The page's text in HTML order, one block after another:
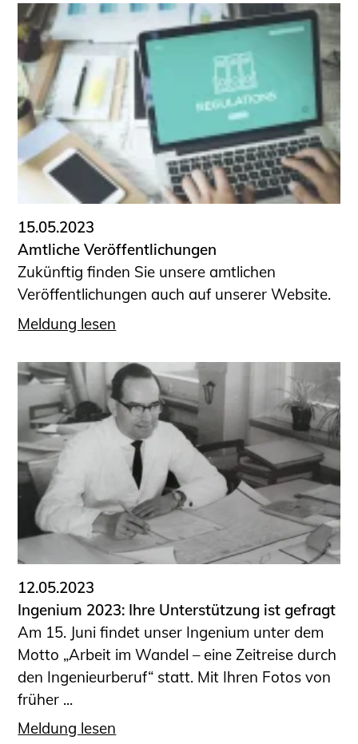
15.05.2023
Amtliche Veröffentlichungen
Zukünftig finden Sie unsere amtlichen
Veröffentlichungen auch auf unserer Website.
Meldung lesen
12.05.2023
Ingenium 2023: Ihre Unterstützung ist gefragt
Am 15. Juni findet unser Ingenium unter dem
Motto „Arbeit im Wandel – eine Zeitreise durch
den Ingenieurberuf“ statt. Mit Ihren Fotos von
früher ...
Meldung lesen